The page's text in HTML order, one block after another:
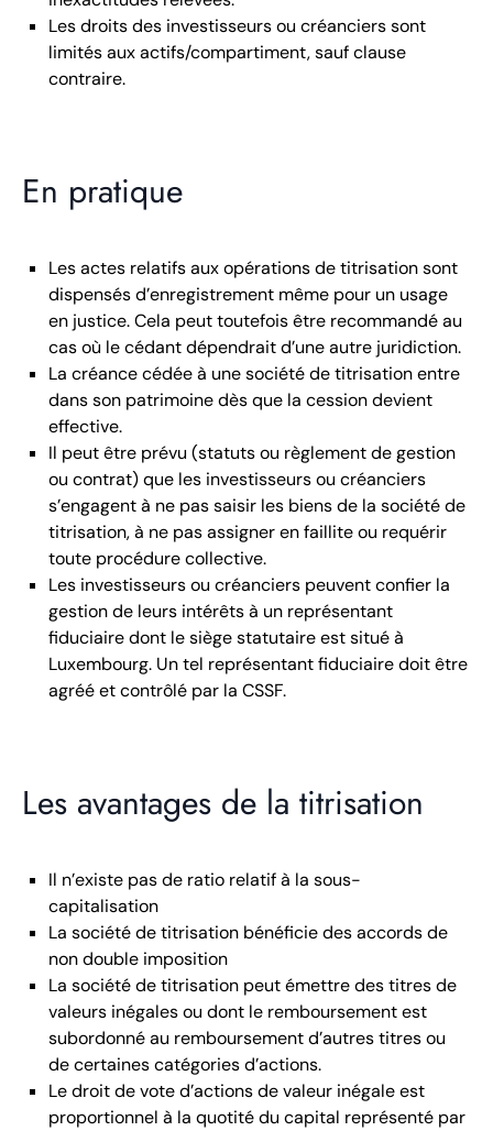
Les droits des investisseurs ou créanciers sont
limités aux actifs/compartiment, sauf clause
contraire.
En pratique
Les actes relatifs aux opérations de titrisation sont
dispensés d’enregistrement même pour un usage
en justice. Cela peut toutefois être recommandé au
cas où le cédant dépendrait d’une autre juridiction.
La créance cédée à une société de titrisation entre
dans son patrimoine dès que la cession devient
effective.
Il peut être prévu (statuts ou règlement de gestion
ou contrat) que les investisseurs ou créanciers
s’engagent à ne pas saisir les biens de la société de
titrisation, à ne pas assigner en faillite ou requérir
toute procédure collective.
Les investisseurs ou créanciers peuvent confier la
gestion de leurs intérêts à un représentant
fiduciaire dont le siège statutaire est situé à
Luxembourg. Un tel représentant fiduciaire doit être
agréé et contrôlé par la CSSF.
Les avantages de la titrisation
Il n’existe pas de ratio relatif à la sous-
capitalisation
La société de titrisation bénéficie des accords de
non double imposition
La société de titrisation peut émettre des titres de
valeurs inégales ou dont le remboursement est
subordonné au remboursement d’autres titres ou
de certaines catégories d’actions.
Le droit de vote d’actions de valeur inégale est
proportionnel à la quotité du capital représenté par